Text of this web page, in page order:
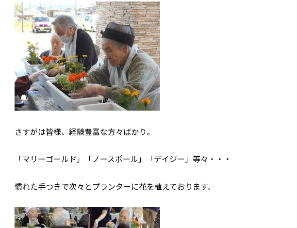
さすがは皆様、経験豊富な方々ばかり。
「マリーゴールド」「ノースポール」「デイジー」等々・・・
慣れた手つきで次々とプランターに花を植えております。